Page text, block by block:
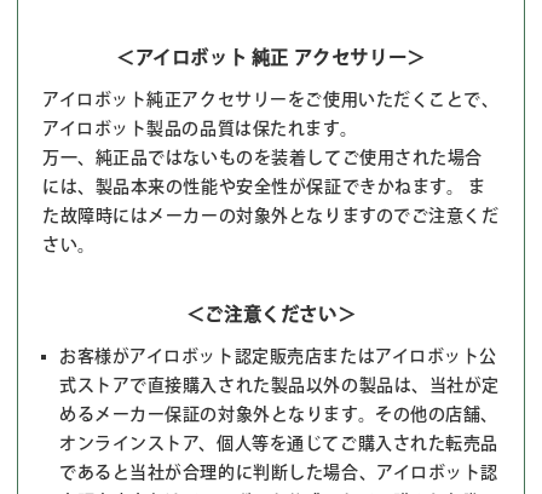
＜アイロボット 純正 アクセサリー＞
アイロボット純正アクセサリーをご使用いただくことで、
アイロボット製品の品質は保たれます。
万一、純正品ではないものを装着してご使用された場合
には、製品本来の性能や安全性が保証できかねます。 ま
た故障時にはメーカーの対象外となりますのでご注意くだ
さい。
＜ご注意ください＞
お客様がアイロボット認定販売店またはアイロボット公
式ストアで直接購入された製品以外の製品は、当社が定
めるメーカー保証の対象外となります。その他の店舗、
オンラインストア、個人等を通じてご購入された転売品
であると当社が合理的に判断した場合、アイロボット認